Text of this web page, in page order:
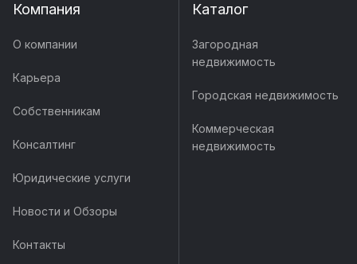
Компания
О компании
Карьера
Собственникам
Консалтинг
Юридические услуги
Новости и Обзоры
Контакты
Каталог
Загородная
недвижимость
Городская недвижимость
Коммерческая
недвижимость